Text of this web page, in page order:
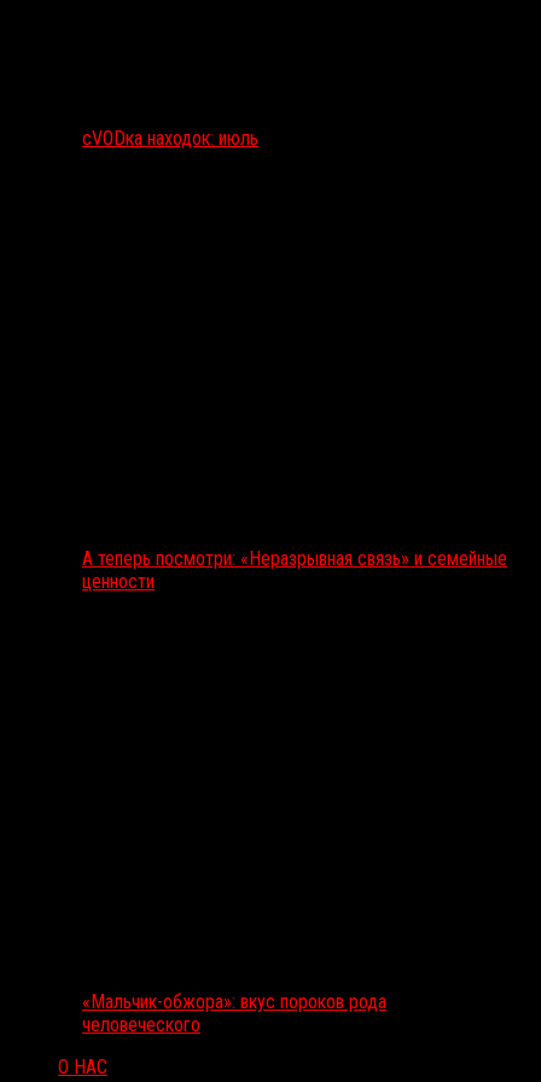
сVODка находок: июль
А теперь посмотри: «Неразрывная связь» и семейные
ценности
«Мальчик-обжора»: вкус пороков рода
человеческого
О НАС